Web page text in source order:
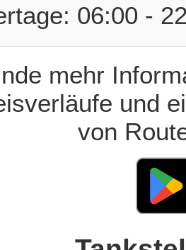
06:00 -
mehr
und
von